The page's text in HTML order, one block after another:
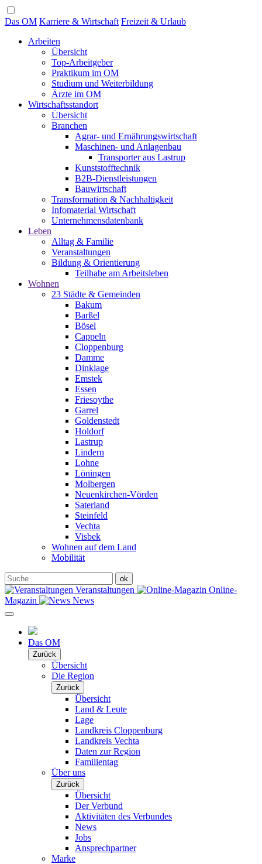
Das OM Karriere & Wirtschaft Freizeit & Urlaub
Arbeiten
Übersicht
Top-Arbeitgeber
Praktikum im OM
Studium und Weiterbildung
Ärzte im OM
Wirtschaftsstandort
Übersicht
Branchen
Agrar- und Ernährungswirtschaft
Maschinen- und Anlagenbau
Transporter aus Lastrup
Kunststofftechnik
B2B-Dienstleistungen
Bauwirtschaft
Transformation & Nachhaltigkeit
Infomaterial Wirtschaft
Unternehmensdatenbank
Leben
Alltag & Familie
Veranstaltungen
Bildung & Orientierung
Teilhabe am Arbeitsleben
Wohnen
23 Städte & Gemeinden
Bakum
Barßel
Bösel
Cappeln
Cloppenburg
Damme
Dinklage
Emstek
Essen
Friesoythe
Garrel
Goldenstedt
Holdorf
Lastrup
Lindern
Lohne
Löningen
Molbergen
Neuenkirchen-Vörden
Saterland
Steinfeld
Vechta
Visbek
Wohnen auf dem Land
Mobilität
Veranstaltungen
Online-
Magazin
News
Das OM
Zurück
Übersicht
Die Region
Zurück
Übersicht
Land & Leute
Lage
Landkreis Cloppenburg
Landkreis Vechta
Daten zur Region
Familientag
Über uns
Zurück
Übersicht
Der Verbund
Aktivitäten des Verbundes
News
Jobs
Ansprechpartner
Marke